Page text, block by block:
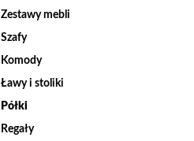
Zestawy mebli
Szafy
Komody
Ławy i stoliki
Półki
Regały